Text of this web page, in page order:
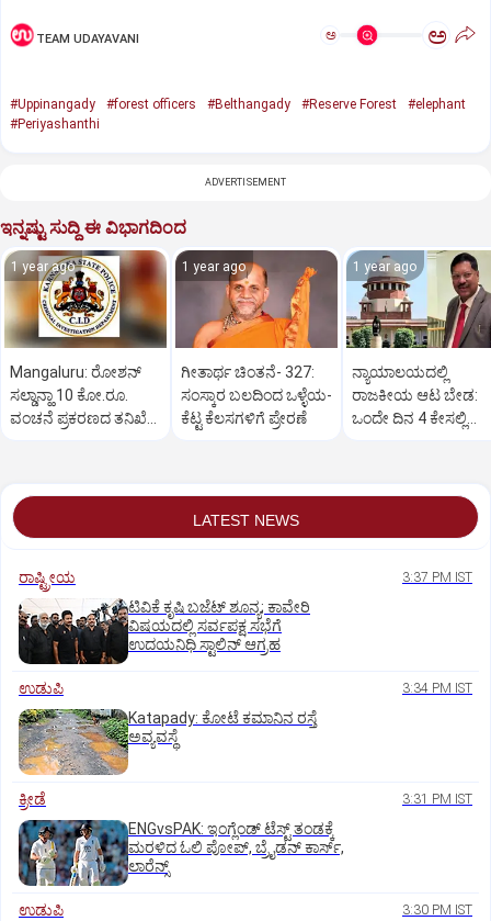
TEAM UDAYAVANI ಅ ಅ
#Uppinangady #forest officers #Belthangady #Reserve Forest
#elephant
#Periyashanthi
ADVERTISEMENT
ಇನ್ನಷ್ಟು ಸುದ್ದಿ ಈ ವಿಭಾಗದಿಂದ
1 year ago
Mangaluru: ರೋಶನ್‌
ಸಲ್ಡಾನ್ಹಾ 10 ಕೋ.ರೂ.
ವಂಚನೆ ಪ್ರಕರಣದ ತನಿಖೆ
1 year ago
ಗೀತಾರ್ಥ ಚಿಂತನೆ- 327:
ಸಂಸ್ಕಾರ ಬಲದಿಂದ ಒಳ್ಳೆಯ-
ಕೆಟ್ಟ ಕೆಲಸಗಳಿಗೆ ಪ್ರೇರಣೆ
1 year ago
ನ್ಯಾಯಾಲಯದಲ್ಲಿ
ರಾಜಕೀಯ ಆಟ ಬೇಡ:
ಒಂದೇ ದಿನ 4 ಕೇಸಲ್ಲಿ
LATEST NEWS
ರಾಷ್ಟ್ರೀಯ 3:37 PM IST
ಟಿವಿಕೆ ಕೃಷಿ ಬಜೆಟ್ ಶೂನ್ಯ; ಕಾವೇರಿ
ವಿಷಯದಲ್ಲಿ ಸರ್ವಪಕ್ಷ ಸಭೆಗೆ
ಉದಯನಿಧಿ ಸ್ಟಾಲಿನ್ ಆಗ್ರಹ
ಉಡುಪಿ 3:34 PM IST
Katapady: ಕೋಟೆ ಕಮಾನಿನ ರಸ್ತೆ
ಅವ್ಯವಸ್ಥೆ
ಕ್ರೀಡೆ 3:31 PM IST
ENGvsPAK: ಇಂಗ್ಲೆಂಡ್‌ ಟೆಸ್ಟ್‌ ತಂಡಕ್ಕೆ
ಮರಳಿದ ಓಲಿ ಪೋಪ್, ಬ್ರೈಡನ್ ಕಾರ್ಸ್,
ಲಾರೆನ್ಸ್
ಉಡುಪಿ 3:30 PM IST